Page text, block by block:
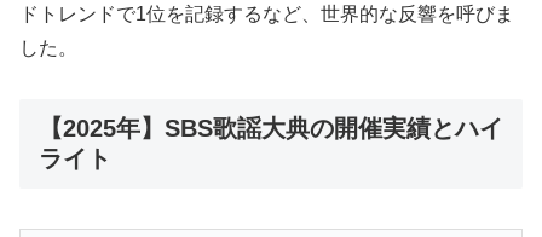
ドトレンドで1位を記録するなど、世界的な反響を呼びま
した。
【2025年】SBS歌謡大典の開催実績とハイ
ライト